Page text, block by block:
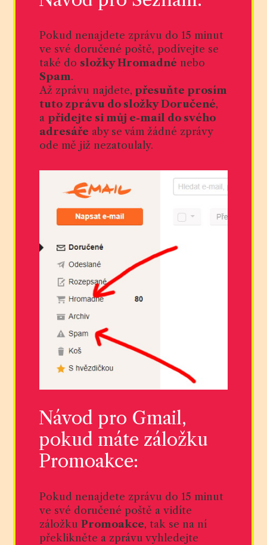
Pokud nenajdete zprávu do 15 minut
ve své doručené poště, podívejte se
také do složky Hromadné nebo
Spam.
Až zprávu najdete, přesuňte prosím
tuto zprávu do složky Doručené,
a přidejte si můj e-mail do svého
adresáře aby se vám žádné zprávy
ode mě již nezatoulaly.
Návod pro Gmail,
pokud máte záložku
Promoakce:
Pokud nenajdete zprávu do 15 minut
ve své doručené poště a vidíte
záložkuPromoakce, tak se na ní
překlikněte a zprávu vyhledejte